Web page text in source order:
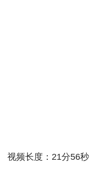
视频长度：21分56秒